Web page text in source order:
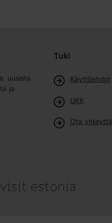
uusista
ja
Tuki
Käyttöehdot
UKK
Ota yhteyttä